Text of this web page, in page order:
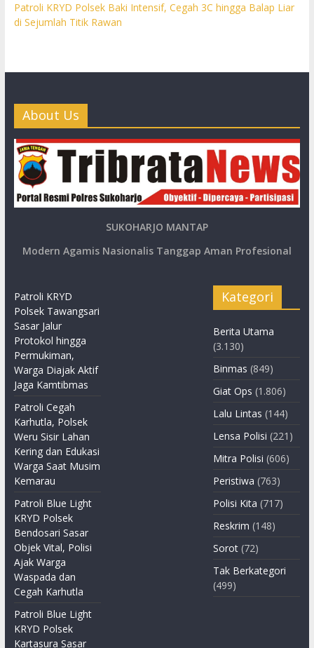
Patroli KRYD Polsek Baki Intensif, Cegah 3C hingga Balap Liar
di Sejumlah Titik Rawan
About Us
SUKOHARJO MANTAP
Modern Agamis Nasionalis Tanggap Aman Profesional
Patroli KRYD
Polsek Tawangsari
Sasar Jalur
Protokol hingga
Permukiman,
Warga Diajak Aktif
Jaga Kamtibmas
Patroli Cegah
Karhutla, Polsek
Weru Sisir Lahan
Kering dan Edukasi
Warga Saat Musim
Kemarau
Patroli Blue Light
KRYD Polsek
Bendosari Sasar
Objek Vital, Polisi
Ajak Warga
Waspada dan
Cegah Karhutla
Patroli Blue Light
KRYD Polsek
Kartasura Sasar
Kategori
Berita Utama
(3.130)
Binmas (849)
Giat Ops (1.806)
Lalu Lintas (144)
Lensa Polisi (221)
Mitra Polisi (606)
Peristiwa (763)
Polisi Kita (717)
Reskrim (148)
Sorot (72)
Tak Berkategori
(499)